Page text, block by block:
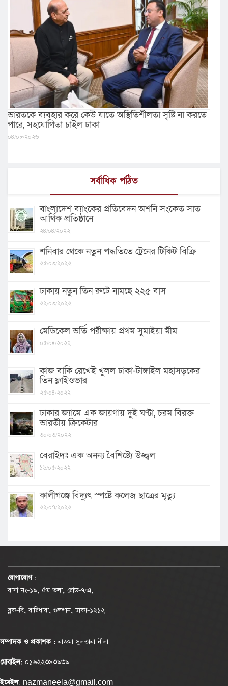
ভারতকে ব্যবহার করে কেউ যাতে অস্থিতিশীলতা সৃষ্টি না করতে
পারে, সহযোগিতা চাইল ঢাকা
০৪/০৮/২০২৬
সর্বাধিক পঠিত
বাংলাদেশ ব্যাংকের প্রতিবেদন অশনি সংকেত সাত
আর্থিক প্রতিষ্ঠানে
২৪/০৪/২০২২
শনিবার থেকে নতুন পদ্ধতিতে ট্রেনের টিকিট বিক্রি
২৫/০৩/২০২২
ঢাকায় নতুন তিন রুটে নামছে ২২৫ বাস
২২/০৩/২০২২
মেডিকেল ভর্তি পরীক্ষায় প্রথম সুমাইয়া মীম
০৫/০৪/২০২২
কাজ বাকি রেখেই খুলল ঢাকা-টাঙ্গাইল মহাসড়কের
তিন ফ্লাইওভার
২৫/০৪/২০২২
ঢাকার জ্যামে এক জায়গায় দুই ঘণ্টা, চরম বিরক্ত
ভারতীয় ক্রিকেটার
৩০/০৩/২০২২
বেরাইদঃ এক অনন্য বৈশিষ্ট্যে উজ্জ্বল
১৬/০৫/২০২২
কালীগঞ্জে বিদ্যুৎ স্পষ্টে কলেজ ছাত্রের মৃত্যু
২২/০৭/২০২২
যোগাযোগ :
বাসা নং-১৯, ৫ম তলা, রোড-৭/এ,
ব্লক-বি, বারিধারা, গুলশান, ঢাকা-১২১২
সম্পাদক ও প্রকাশক :নাজমা সুলতানা নীলা
মোবাইল: ০১৬২২৩৯৩৯৩৯
ইমেইল: nazmaneela@gmail.com